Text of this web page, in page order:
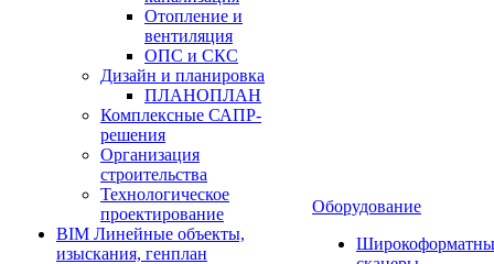
Отопление и
вентиляция
ОПС и СКС
Дизайн и планировка
ПЛАНОПЛАН
Комплексные САПР-
решения
Организация
строительства
Технологическое
проектирование
BIM Линейные объекты,
изыскания, генплан
Оборудование